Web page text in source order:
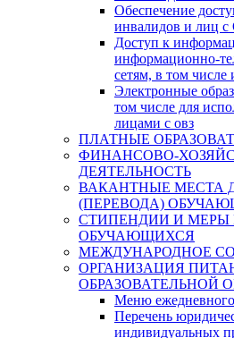
Обеспечение
инвалидов и лиц
Доступ к
информационно-
сетям, в том
Электронные
том числе для
лицами с овз
ПЛАТНЫЕ
ФИНАНСОВО-
ДЕЯТЕЛЬНОСТЬ
ВАКАНТНЫЕ МЕСТА
(ПЕРЕВОДА)
СТИПЕНДИИ И МЕРЫ
ОБУЧАЮЩИХСЯ
МЕЖДУНАРОДНОЕ
ОРГАНИЗАЦИЯ
ОБРАЗОВАТЕЛЬНОЙ
Меню ежедневного
Перечень
индивидуальных